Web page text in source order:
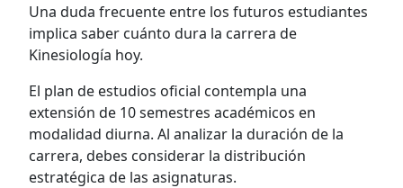
Una duda frecuente entre los futuros estudiantes
implica saber cuánto dura la carrera de
Kinesiología hoy.
El plan de estudios oficial contempla una
extensión de 10 semestres académicos en
modalidad diurna. Al analizar la duración de la
carrera, debes considerar la distribución
estratégica de las asignaturas.